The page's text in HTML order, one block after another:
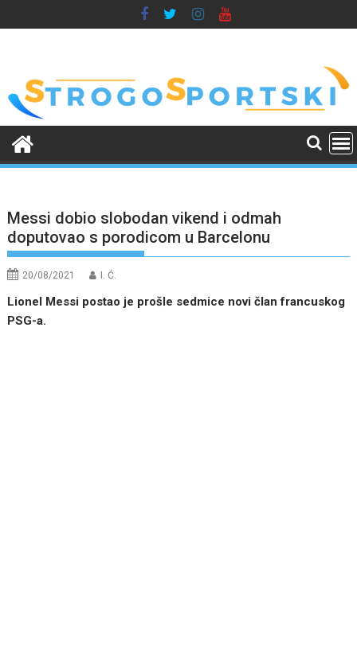
to
Messi dobio slobodan vikend i odmah
doputovao s porodicom u Barcelonu
20/08/2021 I. Ć.
Lionel Messi postao je prošle sedmice novi član francuskog
PSG-a.